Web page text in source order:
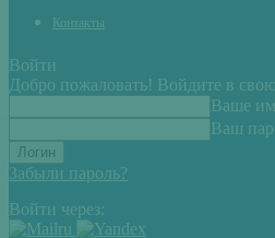
Контакты
Войти
Добро пожаловать! Войдите в
Ваше
Ваш
Забыли пароль?
Войти через: